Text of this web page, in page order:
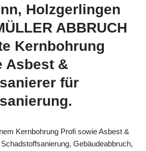
Holzgerlingen
ABBRUCH
Kernbohrung
Asbest &
für
Kernbohrung Profi sowie Asbest &
Gebäudeabbruch,